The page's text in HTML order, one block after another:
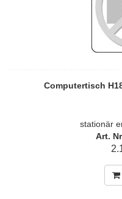
Computertisch
stationär
Art.